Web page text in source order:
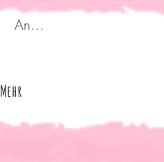
Anmelden
Mehr